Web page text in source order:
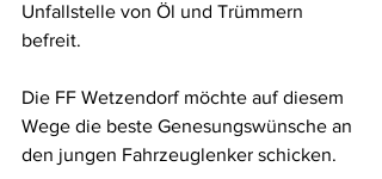
Unfallstelle von Öl und Trümmern
befreit.
Die FF Wetzendorf möchte auf diesem
Wege die beste Genesungswünsche an
den jungen Fahrzeuglenker schicken.